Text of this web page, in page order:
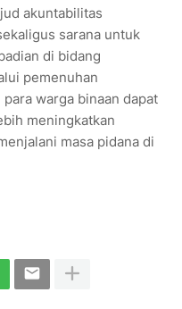
akuntabilitas
sarana untuk
di bidang
pemenuhan
warga binaan dapat
meningkatkan
masa pidana di